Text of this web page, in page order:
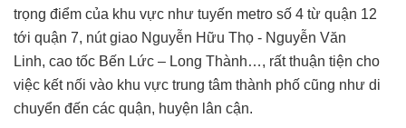
trọng điểm của khu vực như tuyến metro số 4 từ quận 12
tới quận 7, nút giao Nguyễn Hữu Thọ - Nguyễn Văn
Linh, cao tốc Bến Lức – Long Thành…, rất thuận tiện cho
việc kết nối vào khu vực trung tâm thành phố cũng như di
chuyển đến các quận, huyện lân cận.